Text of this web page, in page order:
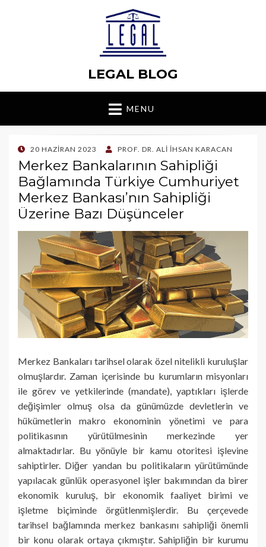
LEGAL BLOG
MENU
POSTED
ON
20 HAZIRAN 2023 PROF. DR. ALI İHSAN KARACAN
Merkez Bankalarının Sahipliği
Bağlamında Türkiye Cumhuriyet
Merkez Bankası’nın Sahipliği
Üzerine Bazı Düşünceler
Merkez Bankaları tarihsel olarak özel nitelikli kuruluşlar
olmuşlardır. Zaman içerisinde bu kurumların misyonları
ile görev ve yetkilerinde (mandate), yaptıkları işlerde
değişimler olmuş olsa da günümüzde devletlerin ve
hükümetlerin makro ekonominin yönetimi ve para
politikasının yürütülmesinin merkezinde yer
almaktadırlar. Bu yönüyle bir kamu otoritesi işlevine
sahiptirler. Diğer yandan bu politikaların yürütümünde
yapılacak günlük operasyonel işler bakımından da birer
ekonomik kuruluş, bir ekonomik faaliyet birimi ve
işletme biçiminde örgütlenmişlerdir. Bu çerçevede
tarihsel bağlamında merkez bankasını sahipliği önemli
bir konu olarak ortaya çıkmıştır. Sahipliğin bir kurumu